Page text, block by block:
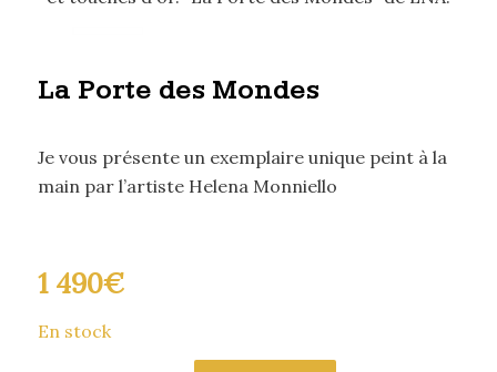
La Porte des Mondes
Je vous présente un exemplaire unique peint à la
main par l’artiste Helena Monniello
1 490€
En stock